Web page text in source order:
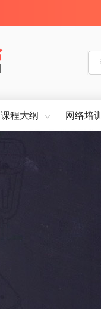
课程大纲 网络培训